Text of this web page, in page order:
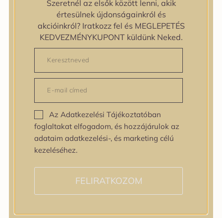
zipiderm
Bőrállapot
Bőrállapot
Bőrtípus
Bőrtípus
Kombinált
Száraz
Zsíros
Bőrprobléma
Bőrprobléma
Bőrpír
Dehidratált bőr
Egyenetlen bőrtextúra
Egyenetlen tónus
Fakóság
Szeretnél az elsők között lenni, akik
értesülnek újdonságainkról és
akcióinkról? Iratkozz fel és MEGLEPETÉS
KEDVEZMÉNYKUPONT küldünk Neked.
Az Adatkezelési Tájékoztatóban
foglaltakat elfogadom, és hozzájárulok az
adataim adatkezelési-, és marketing célú
kezeléséhez.
FELIRATKOZOM